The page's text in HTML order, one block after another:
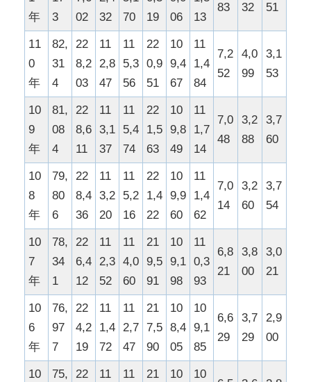
年
3
02
32
70
19
06
13
83
32
51
11
0
年
82,
31
4
22
8,2
03
11
2,8
47
11
5,3
56
22
0,9
51
10
9,4
67
11
1,4
84
7,2
52
4,0
99
3,1
53
10
9
年
81,
08
4
22
8,6
11
11
3,1
37
11
5,4
74
22
1,5
63
10
9,8
49
11
1,7
14
7,0
48
3,2
88
3,7
60
10
8
年
79,
80
6
22
8,4
36
11
3,2
20
11
5,2
16
22
1,4
22
10
9,9
60
11
1,4
62
7,0
14
3,2
60
3,7
54
10
7
年
78,
34
1
22
6,4
12
11
2,3
52
11
4,0
60
21
9,5
91
10
9,1
98
11
0,3
93
6,8
21
3,8
00
3,0
21
10
6
年
76,
97
7
22
4,2
19
11
1,4
72
11
2,7
47
21
7,5
90
10
8,4
05
10
9,1
85
6,6
29
3,7
29
2,9
00
10
75,
22
11
11
21
10
10